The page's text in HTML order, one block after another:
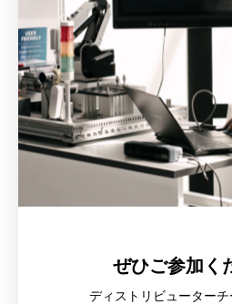
ぜひご参加く
ディストリビューターチ